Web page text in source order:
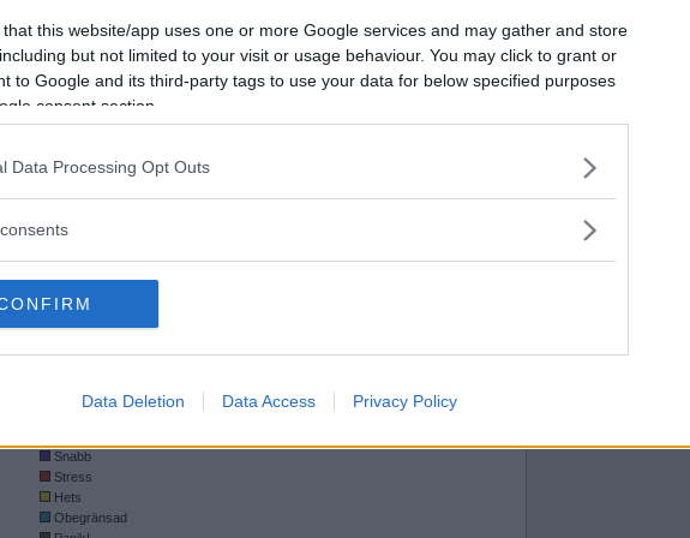
that this website/app uses one or more Google services and may gather and store
but not limited to your visit or usage behaviour. You may click to grant or
to Google and its third-party tags to use your data for below specified purposes
consent section.
Data Processing Opt Outs
Data Deletion Data Access Privacy Policy
Snitt rullningar per match
0.0
Snitt lagda brickor per match
Snabb
Stress
Hets
Obegränsad
Vill du bli
medlem?